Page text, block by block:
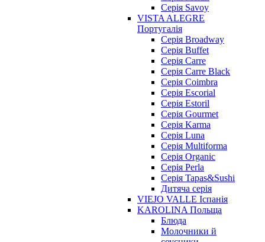
Серія Savoy
VISTA ALEGRE
Португалія
Серія Broadway
Серія Buffet
Серія Carre
Серія Carre Black
Серія Coimbra
Серія Escorial
Серія Estoril
Серія Gourmet
Серія Karma
Серія Luna
Серія Multiforma
Серія Organic
Серія Perla
Серія Tapas&Sushi
Дитяча серія
VIEJO VALLE Іспанія
KAROLINA Польща
Блюда
Молочники й